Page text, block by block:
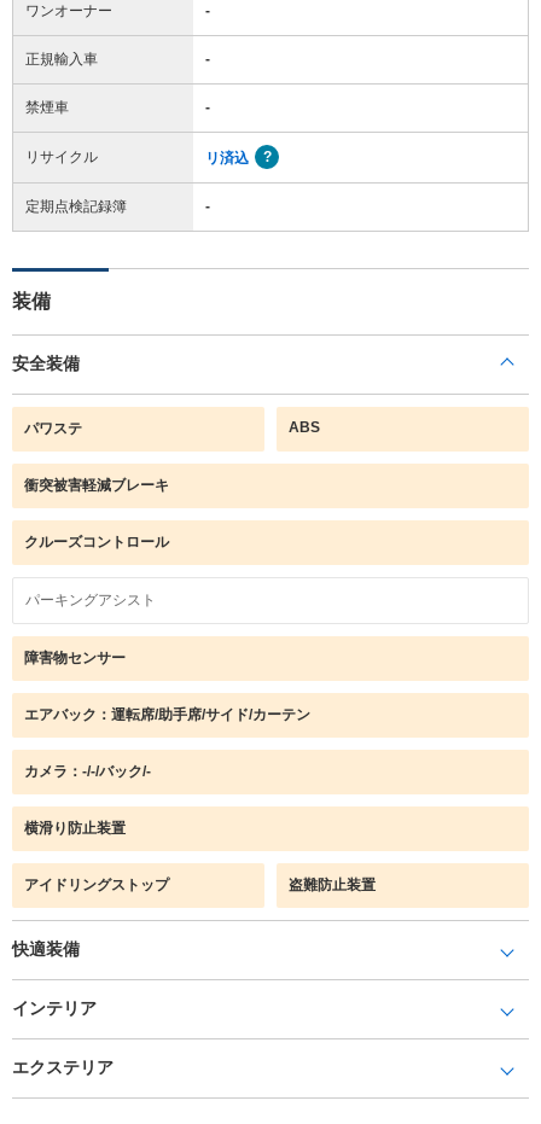
ワンオーナー -
正規輸入車 -
禁煙車 -
リサイクル リ済込
定期点検記録簿 -
装備
安全装備
パワステ ABS
衝突被害軽減ブレーキ
クルーズコントロール
パーキングアシスト
障害物センサー
エアバック：運転席/助手席/サイド/カーテン
カメラ：-/-/バック/-
横滑り防止装置
アイドリングストップ 盗難防止装置
快適装備
インテリア
エクステリア